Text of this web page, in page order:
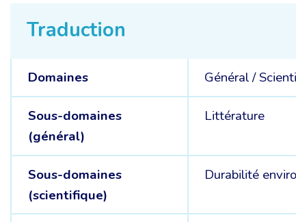
Traduction
Domaines Général /
Sous-domaines
(général)
Littérature
Sous-domaines
(scientifique)
Durabilité